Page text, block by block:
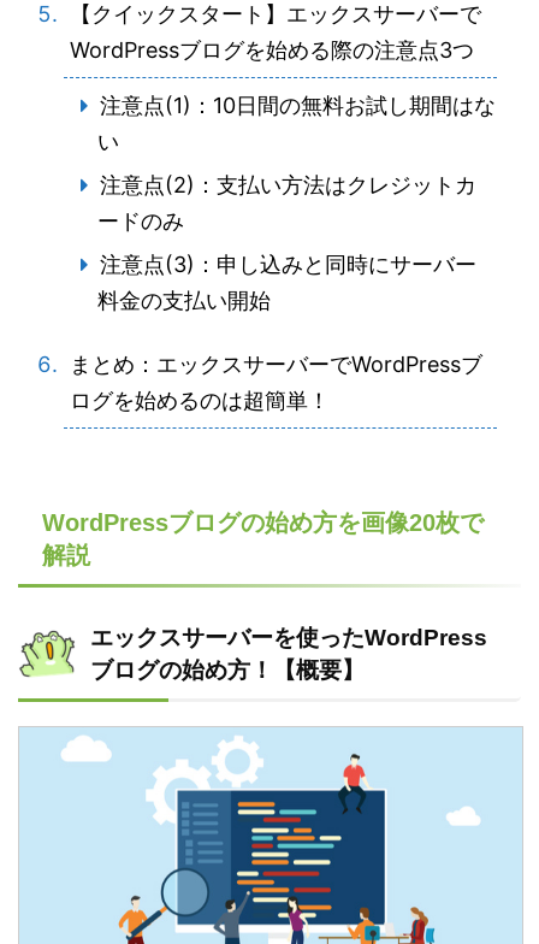
【クイックスタート】エックスサーバーで
WordPressブログを始める際の注意点3つ
注意点(1)：10日間の無料お試し期間はな
い
注意点(2)：支払い方法はクレジットカ
ードのみ
注意点(3)：申し込みと同時にサーバー
料金の支払い開始
まとめ：エックスサーバーでWordPressブ
ログを始めるのは超簡単！
WordPressブログの始め方を画像20枚で
解説
エックスサーバーを使ったWordPress
ブログの始め方！【概要】